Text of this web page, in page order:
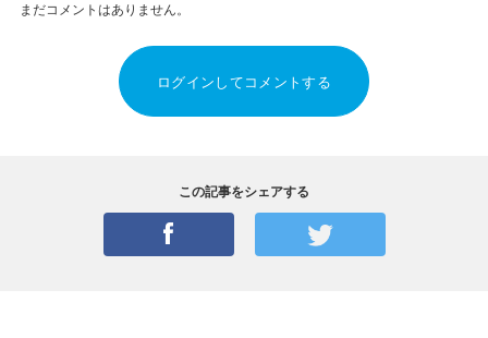
まだコメントはありません。
ログインしてコメントする
この記事をシェアする